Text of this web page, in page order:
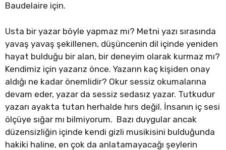
Baudelaire için.
Usta bir yazar böyle yapmaz mı? Metni yazı sırasında
yavaş yavaş şekillenen, düşüncenin dil içinde yeniden
hayat bulduğu bir alan, bir deneyim olarak kurmaz mı?
Kendimiz için yazarız önce. Yazarın kaç kişiden onay
aldığı ne kadar önemlidir? Okur sessiz okumalarına
devam eder, yazar da sessiz sedasız yazar. Tutkudur
yazarı ayakta tutan herhalde hırs değil. İnsanın iç sesi
ölçüye sığar mı bilmiyorum. Bazı duygular ancak
düzensizliğin içinde kendi gizli musikisini bulduğunda
hakiki haline, en çok da anlatamayacağı şeylerin